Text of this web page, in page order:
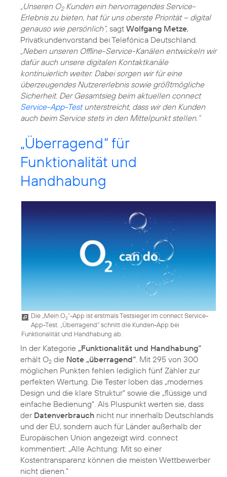
„Unseren O2Kunden ein hervorragendes Service-
Erlebnis zu bieten, hat für uns oberste Priorität – digital
genauso wie persönlich“, sagt Wolfgang Metze,
Privatkundenvorstand bei Telefónica Deutschland.
„Neben unseren Offline-Service-Kanälen entwickeln wir
dafür auch unsere digitalen Kontaktkanäle
kontinuierlich weiter. Dabei sorgen wir für eine
überzeugendes Nutzererlebnis sowie größtmögliche
Sicherheit. Der Gesamtsieg beim aktuellen connect
Service-App-Testunterstreicht, dass wir den Kunden
„Überragend“ für
Funktionalität und
Handhabung
Die „Mein O2“-App ist erstmals Testsieger im connect Service-
App-Test. „Überragend“ schnitt die Kunden-App bei
Funktionalität und Handhabung ab.
In der Kategorie „Funktionalität und Handhabung“
erhält O2 die Note „überragend“. Mit 295 von 300
möglichen Punkten fehlen lediglich fünf Zähler zur
perfekten Wertung. Die Tester loben das „modernes
Design und die klare Struktur“ sowie die „flüssige und
einfache Bedienung“. Als Pluspunkt werten sie, dass
der Datenverbrauch nicht nur innerhalb Deutschlands
und der EU, sondern auch für Länder außerhalb der
Europäischen Union angezeigt wird. connect
kommentiert: „Alle Achtung: Mit so einer
Kostentransparenz können die meisten Wettbewerber
nicht dienen.“